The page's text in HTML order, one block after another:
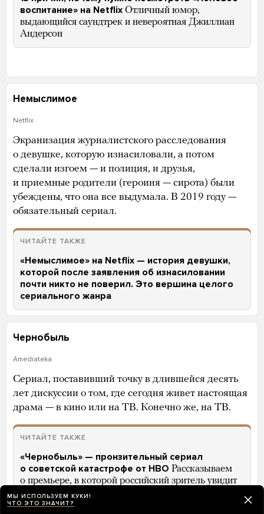
воспитание» на Netflix Отличный юмор,
выдающийся саундтрек и невероятная Джиллиан
Андерсон
Немыслимое
Netflix
Экранизация журналистского расследования
о девушке, которую изнасиловали, а потом
сделали изгоем — и полиция, и друзья,
и приемные родители (героиня — сирота) были
убеждены, что она все выдумала. В 2019 году —
обязательный сериал.
ЧИТАЙТЕ ТАКЖЕ
«Немыслимое» на Netflix — история девушки,
которой после заявления об изнасиловании
почти никто не поверил. Это вершина целого
сериального жанра
Чернобыль
Amediateka
Сериал, поставивший точку в длившейся десять
лет дискуссии о том, где сегодня живет настоящая
драма — в кино или на ТВ. Конечно же, на ТВ.
ЧИТАЙТЕ ТАКЖЕ
«Чернобыль» — пронзительный сериал
о советской катастрофе от HBO Рассказываем
о премьере, в которой российский зритель увидит
много знакомого
МЫ ИСПОЛЬЗУЕМ КУКИ!
ЧТО ЭТО ЗНАЧИТ?